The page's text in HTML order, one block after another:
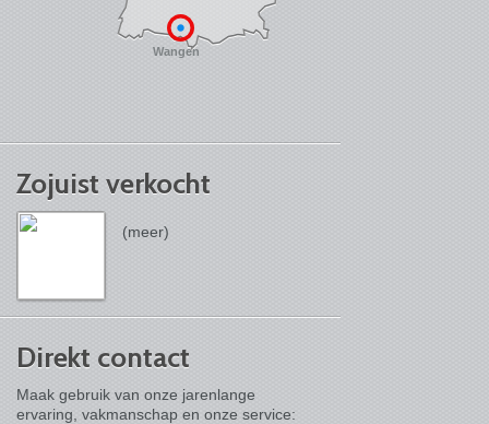
Wangen
Zojuist verkocht
(meer)
Direkt contact
Maak gebruik van onze jarenlange
ervaring, vakmanschap en onze service: